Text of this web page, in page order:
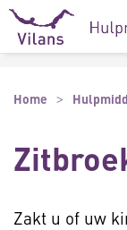
Naar
Naar footer
Home
Zakt u of uw